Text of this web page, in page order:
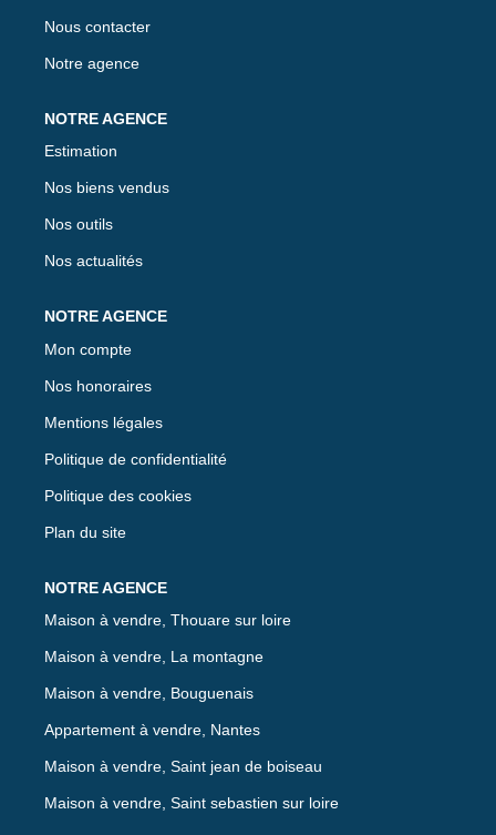
Nous contacter
Notre agence
Estimation
Nos biens vendus
Nos outils
Nos actualités
Mon compte
Nos honoraires
Mentions légales
Politique de confidentialité
Politique des cookies
Plan du site
Maison à vendre, Thouare sur loire
Maison à vendre, La montagne
Maison à vendre, Bouguenais
Appartement à vendre, Nantes
Maison à vendre, Saint jean de boiseau
Maison à vendre, Saint sebastien sur loire